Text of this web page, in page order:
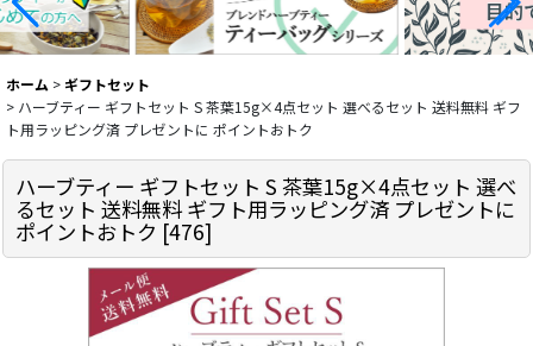
ホーム > ギフトセット
> ハーブティー ギフトセット S 茶葉15g×4点セット 選べるセット 送料無料 ギフ
ト用ラッピング済 プレゼントに ポイントおトク
ハーブティー ギフトセット S 茶葉15g×4点セット 選べ
るセット 送料無料 ギフト用ラッピング済 プレゼントに
ポイントおトク [476]